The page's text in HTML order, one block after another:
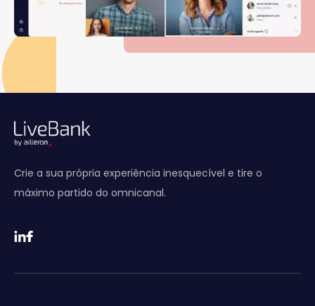
Crie a sua própria experiência inesquecível e tire o
máximo partido do omnicanal.